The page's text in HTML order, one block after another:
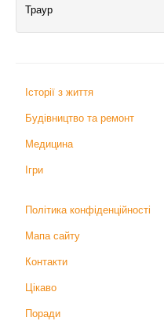
Траур
Історії з життя
Будівництво та ремонт
Медицина
Ігри
Політика конфіденційності
Мапа сайту
Контакти
Цікаво
Поради